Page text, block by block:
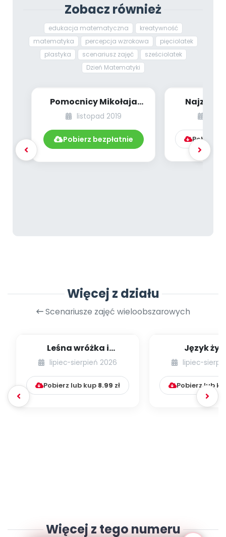
Zobacz również
edukacja matematyczna
kreatywność
matematyka
percepcja wzrokowa
pięciolatek
plastyka
scenariusz zajęć
sześciolatek
Dzień Matematyki
Pomocnicy Mikołaja
[PBP - dzieci młodsze -
numer 4]
listopad 2019
Pobierz bezpłatnie
roku
Pobierz
Więcej z działu
Scenariusze zajęć wieloobszarowych
Leśna wróżka i
przyjaciele
lipiec-sierpień 2026
Pobierz lub kup 8.99 zł
Język
lipiec-
Pobierz lub
Więcej z tego numeru